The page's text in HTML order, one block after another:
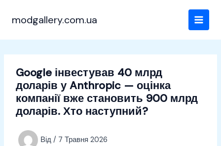
modgallery.com.ua
Google інвестував 40 млрд
доларів у Anthropic — оцінка
компанії вже становить 900 млрд
доларів. Хто наступний?
Від / 7 Травня 2026